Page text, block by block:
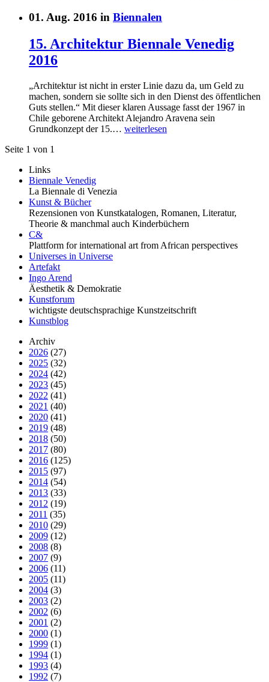
01. Aug. 2016 in Biennalen
15. Architektur Biennale Venedig
2016
„Architektur ist nicht in erster Linie dazu da, um Geld zu
machen, sondern sie sollte sich in den Dienst des öffentlichen
Guts stellen.“ Mit dieser klaren Aussage fasst der 1967 in
Chile geborene Architekt Alejandro Aravena sein
Grundkonzept der 15.… weiterlesen
Seite 1 von 1
Links
Biennale Venedig
La Biennale di Venezia
Kunst & Bücher
Rezensionen von Kunstkatalogen, Romanen, Literatur,
Theorie & manchmal auch Kinderbüchern
C&
Plattform for international art from African perspectives
Universes in Universe
Artefakt
Ingo Arend
Äesthetik & Demokratie
Kunstforum
wichtigste deutschsprachige Kunstzeitschrift
Kunstblog
Archiv
2026 (27)
2025 (32)
2024 (42)
2023 (45)
2022 (41)
2021 (40)
2020 (41)
2019 (48)
2018 (50)
2017 (80)
2016 (125)
2015 (97)
2014 (54)
2013 (33)
2012 (19)
2011 (35)
2010 (29)
2009 (12)
2008 (8)
2007 (9)
2006 (11)
2005 (11)
2004 (3)
2003 (2)
2002 (6)
2001 (2)
2000 (1)
1999 (1)
1994 (1)
1993 (4)
1992 (7)